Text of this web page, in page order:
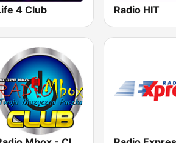
4 Club Radio HIT